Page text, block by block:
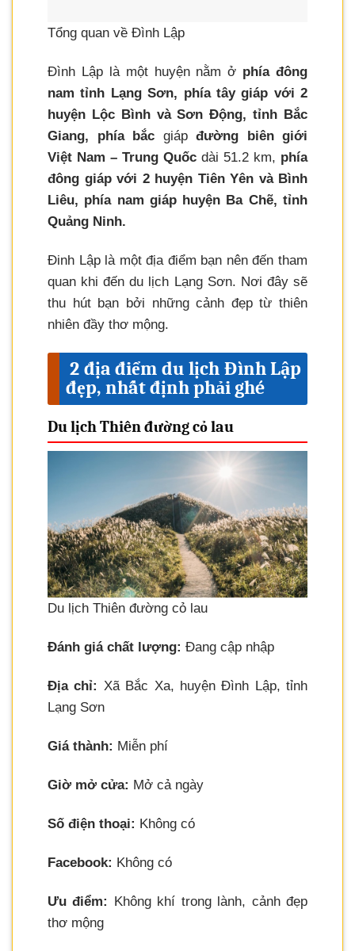
Tổng quan về Đình Lập
Đình Lập là một huyện nằm ở phía đông
nam tỉnh Lạng Sơn, phía tây giáp với 2
huyện Lộc Bình và Sơn Động, tỉnh Bắc
Giang, phía bắc giáp đường biên giới
Việt Nam – Trung Quốc dài 51.2 km, phía
đông giáp với 2 huyện Tiên Yên và Bình
Liêu, phía nam giáp huyện Ba Chẽ, tỉnh
Quảng Ninh.
Đinh Lập là một địa điểm bạn nên đến tham
quan khi đến du lịch Lạng Sơn. Nơi đây sẽ
thu hút bạn bởi những cảnh đẹp từ thiên
nhiên đầy thơ mộng.
2 địa điểm du lịch Đình Lập
đẹp, nhất định phải ghé
Du lịch Thiên đường cỏ lau
Du lịch Thiên đường cỏ lau
Đánh giá chất lượng: Đang cập nhập
Địa chỉ: Xã Bắc Xa, huyện Đình Lập, tỉnh
Lạng Sơn
Giá thành: Miễn phí
Giờ mở cửa: Mở cả ngày
Số điện thoại: Không có
Facebook: Không có
Ưu điểm:
Không khí trong lành, cảnh đẹp
thơ mộng